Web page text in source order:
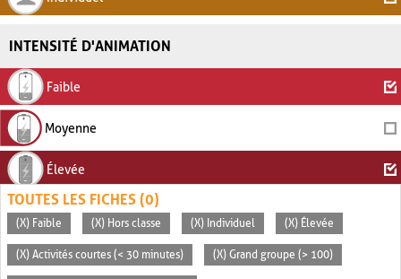
INTENSITÉ D'ANIMATION
Faible
Moyenne
Élevée
TOUTES LES FICHES (0)
(X) Faible (X) Hors classe (X) Individuel (X) Élevée
(X) Activités courtes (< 30 minutes) (X) Grand groupe (> 100)